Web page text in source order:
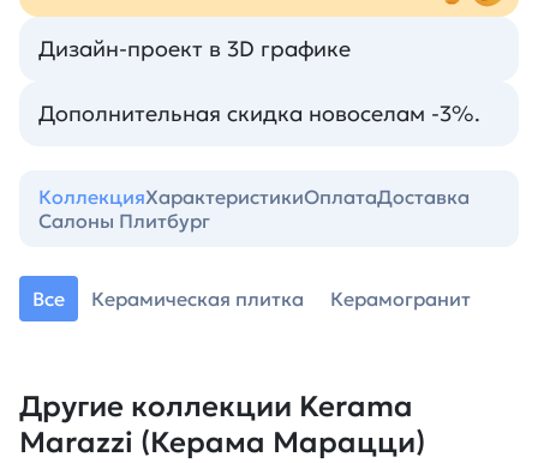
Дизайн-проект в 3D графике
Дополнительная скидка новоселам -3%.
КоллекцияХарактеристикиОплатаДоставка
Салоны Плитбург
Все Керамическая плитка Керамогранит
Другие коллекции Kerama
Marazzi (Керама Марацци)